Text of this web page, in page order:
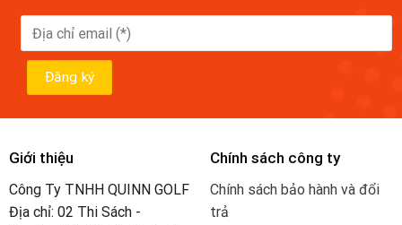
Giới thiệu
Công Ty TNHH QUINN GOLF
Địa chỉ: 02 Thi Sách -
Chính sách công ty
Chính sách bảo hành và đổi
trả